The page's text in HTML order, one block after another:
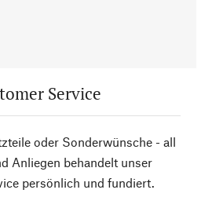
Service
oder Sonderwünsche - all
Anliegen behandelt unser
persönlich und fundiert.